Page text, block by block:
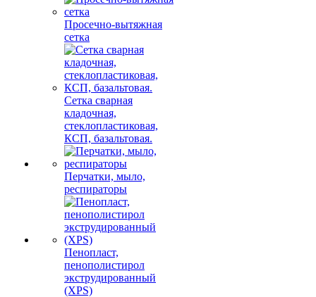
Просечно-вытяжная
сетка
Сетка сварная
кладочная,
стеклопластиковая,
КСП, базальтовая.
Перчатки, мыло,
респираторы
Пенопласт,
пенополистирол
экструдированный
(XPS)